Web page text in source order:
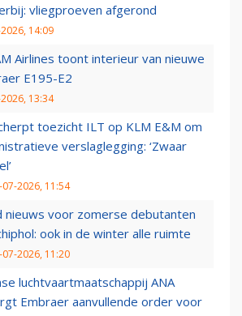
vliegproeven afgerond
14:09
Airlines toont interieur van nieuwe
E195-E2
13:34
toezicht ILT op KLM E&M om
verslaglegging: ‘Zwaar
07-2026, 11:54
nieuws voor zomerse debutanten
ook in de winter alle ruimte
07-2026, 11:20
luchtvaartmaatschappij ANA
Embraer aanvullende order voor